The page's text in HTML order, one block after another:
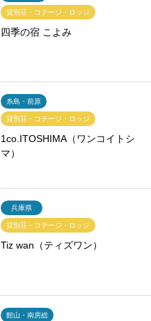
貸別荘・コテージ・ロッジ
四季の宿 こよみ
糸島・前原
貸別荘・コテージ・ロッジ
1co.ITOSHIMA（ワンコイトシ
マ）
兵庫県
貸別荘・コテージ・ロッジ
Tiz wan（ティズワン）
館山・南房総